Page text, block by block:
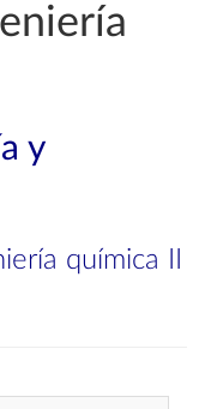
y
química II